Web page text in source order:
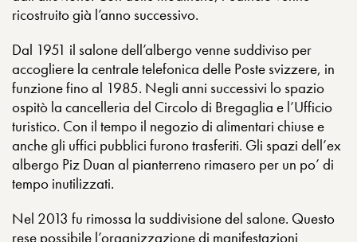
ricostruito già l’anno successivo.
Dal 1951 il salone dell’albergo venne suddiviso per
accogliere la centrale telefonica delle Poste svizzere, in
funzione fino al 1985. Negli anni successivi lo spazio
ospitò la cancelleria del Circolo di Bregaglia e l’Ufficio
turistico. Con il tempo il negozio di alimentari chiuse e
anche gli uffici pubblici furono trasferiti. Gli spazi dell’ex
albergo Piz Duan al pianterreno rimasero per un po’ di
tempo inutilizzati.
Nel 2013 fu rimossa la suddivisione del salone. Questo
rese possibile l’organizzazione di manifestazioni